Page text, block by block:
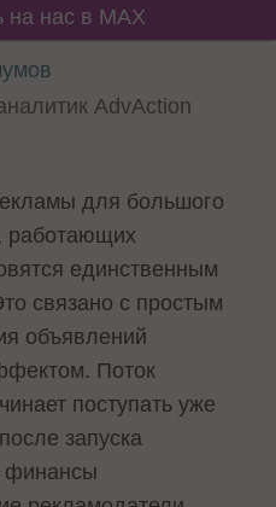
нас в MAX
AdvAction
для большого
работающих
единственным
связано с простым
объявлений
Поток
поступать уже
запуска
финансы